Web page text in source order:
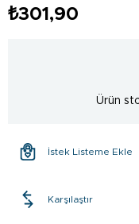
₺301,90
Ürün
İstek Listeme Ekle
Karşılaştır